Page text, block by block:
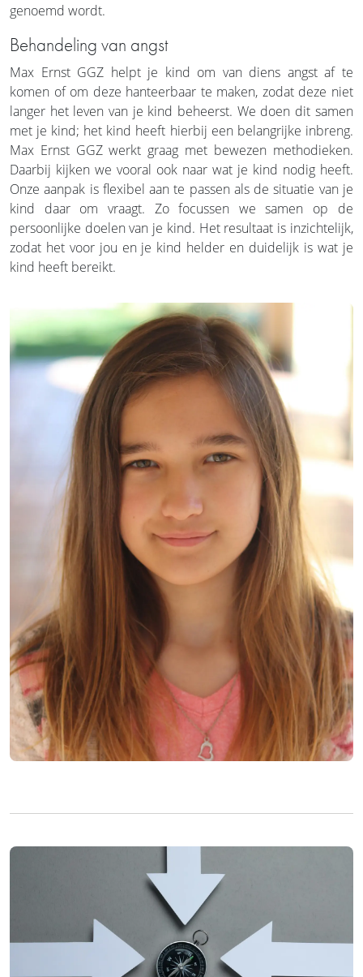
genoemd wordt.
Behandeling van angst
Max Ernst GGZ helpt je kind om van diens angst af te
komen of om deze hanteerbaar te maken, zodat deze niet
langer het leven van je kind beheerst. We doen dit samen
met je kind; het kind heeft hierbij een belangrijke inbreng.
Max Ernst GGZ werkt graag met bewezen methodieken.
Daarbij kijken we vooral ook naar wat je kind nodig heeft.
Onze aanpak is flexibel aan te passen als de situatie van je
kind daar om vraagt. Zo focussen we samen op de
persoonlijke doelen van je kind. Het resultaat is inzichtelijk,
zodat het voor jou en je kind helder en duidelijk is wat je
kind heeft bereikt.